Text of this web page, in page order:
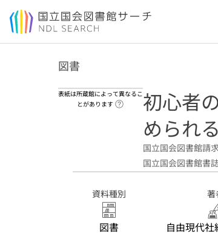
本文へ移動
図書
表紙は所蔵館によって異なるこ
とがあります
ヘルプページへのリ
初心者
められ
国立国会図書館請
国立国会図書館書
資料種別
図書
著
自由現代